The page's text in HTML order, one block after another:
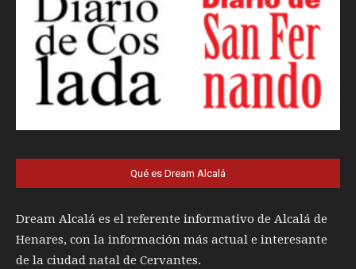
Qué es Dream Alcalá
Dream Alcalá es el referente informativo de Alcalá de
Henares, con la información más actual e interesante
de la ciudad natal de Cervantes.